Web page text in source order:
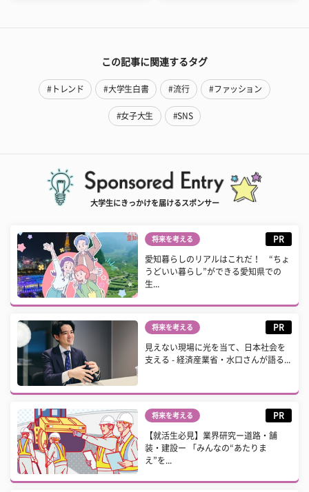
この記事に関連するタグ
#トレンド #大学生白書 #流行 #ファッション
#女子大生 #SNS
大学生にきっかけを届けるスポンサー
将来を考える PR
愛知暮らしのリアルはこれだ！ “ちょ
うどいい暮らし”ができる愛知県での
生...
将来を考える PR
見えない現場に光を当て、日本社会を
支える - 経済産業省・水口さんが語る...
将来を考える PR
【就活生必見】業界研究ー道路・舗
装・建設ー 「みんなの“あたりま
え”を...